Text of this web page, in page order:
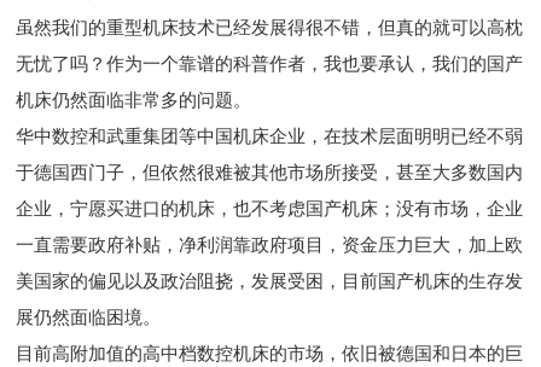
虽然我们的重型机床技术已经发展得很不错，但真的就可以高枕
无忧了吗？作为一个靠谱的科普作者，我也要承认，我们的国产
机床仍然面临非常多的问题。
华中数控和武重集团等中国机床企业，在技术层面明明已经不弱
于德国西门子，但依然很难被其他市场所接受，甚至大多数国内
企业，宁愿买进口的机床，也不考虑国产机床；没有市场，企业
一直需要政府补贴，净利润靠政府项目，资金压力巨大，加上欧
美国家的偏见以及政治阻挠，发展受困，目前国产机床的生存发
展仍然面临困境。
目前高附加值的高中档数控机床的市场，依旧被德国和日本的巨